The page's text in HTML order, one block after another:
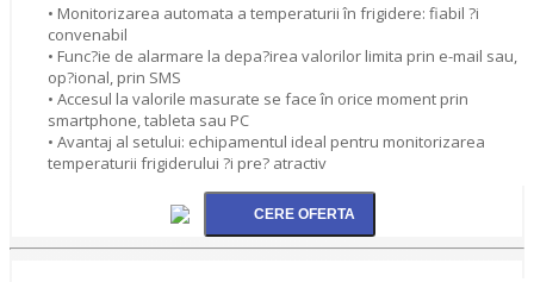
• Monitorizarea automata a temperaturii în frigidere: fiabil ?i
convenabil
• Func?ie de alarmare la depa?irea valorilor limita prin e-mail sau,
op?ional, prin SMS
• Accesul la valorile masurate se face în orice moment prin
smartphone, tableta sau PC
• Avantaj al setului: echipamentul ideal pentru monitorizarea
temperaturii frigiderului ?i pre? atractiv